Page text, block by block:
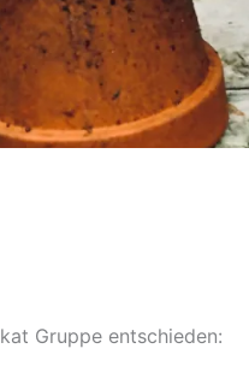
Gruppe entschieden: